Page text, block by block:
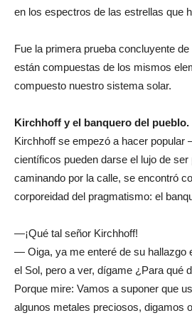
en los espectros de las estrellas que
Fue la primera prueba concluyente
están compuestas de los mismos
compuesto nuestro sistema solar.
Kirchhoff y el banquero del pueblo.
Kirchhoff se empezó a hacer
científicos pueden darse el lujo de
caminando por la calle, se encontró
corporeidad del pragmatismo: el
—¡Qué tal señor Kirchhoff!
— Oiga, ya me enteré de su hallazgo
el Sol, pero a ver, dígame ¿Para qué
Porque mire: Vamos a suponer que
algunos metales preciosos, digamos